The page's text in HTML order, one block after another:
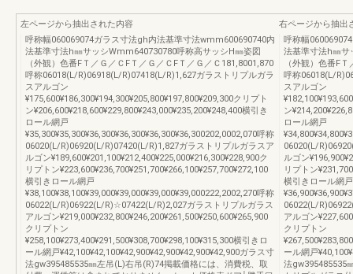
左ページから抽出された内容
呼称幅060069074ガラス寸法gh内法基準寸法wmm600690740内
法基準寸法h㎜サッシWmm640730780呼称高サッシH㎜姿図
（外観）色番FＴ／Ｇ／ＣFＴ／Ｇ／ＣFＴ／Ｇ／Ｃ181,8001,870
呼称06018(L/R)06918(L/R)07418(L/R)1,627ガラストリプルガラ
スアルゴン
¥175,600¥186,300¥194,300¥205,800¥197,800¥209,300クリプト
ン¥206,600¥218,600¥229,800¥243,000¥235,200¥248,400横引き
ロール網戸
¥35,300¥35,300¥36,300¥36,300¥36,300¥36,300202,0002,070呼称
06020(L/R)06920(L/R)07420(L/R)1,827ガラストリプルガラスア
ルゴン¥189,600¥201,100¥212,400¥225,000¥216,300¥228,900ク
リプトン¥223,600¥236,700¥251,700¥266,100¥257,700¥272,100
横引きロール網戸
¥38,100¥38,100¥39,000¥39,000¥39,000¥39,000222,2002,270呼称
06022(L/R)06922(L/R)☆07422(L/R)2,027ガラストリプルガラス
アルゴン¥219,000¥232,800¥246,200¥261,500¥250,600¥265,900
クリプトン
¥258,100¥273,400¥291,500¥308,700¥298,100¥315,300横引きロ
ール網戸¥42,100¥42,100¥42,900¥42,900¥42,900¥42,900ガラス寸
法gw395485535㎜左吊(L)右吊(R)74掲載価格には、消費税、取
右ページから抽出
呼称幅
法基準寸法h㎜サ
（外観）色番F
呼称06018(L/
スアルゴン
ン
ロール網戸
06020(L/
ルゴン
リプトン
横引きロール網戸
06022(L/
アルゴン
クリプトン
ール網戸
法gw395485535